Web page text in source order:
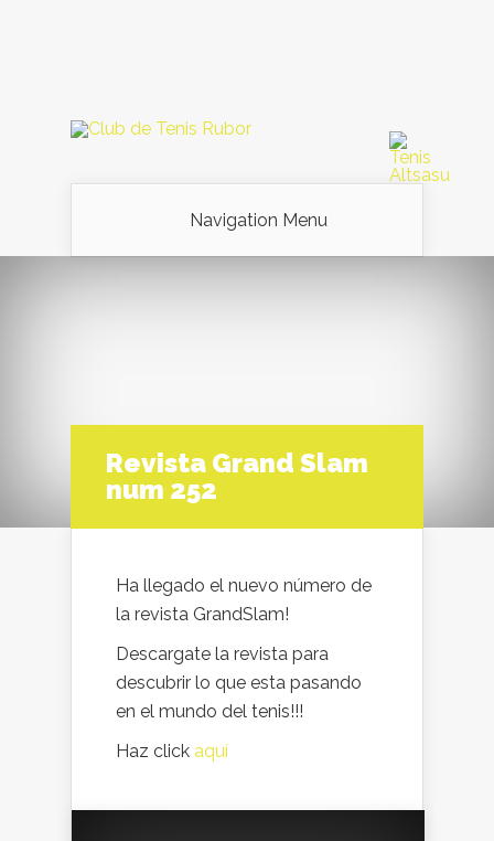
Navigation Menu
Revista Grand Slam
num 252
Ha llegado el nuevo número de
la revista GrandSlam!
Descargate la revista para
descubrir lo que esta pasando
en el mundo del tenis!!!
Haz click aquí